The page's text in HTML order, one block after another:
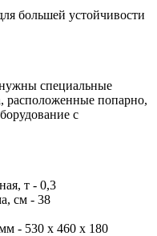
большей устойчивости
специальные
расположенные попарно,
с
т - 0,3
см - 38
- 530 x 460 x 180